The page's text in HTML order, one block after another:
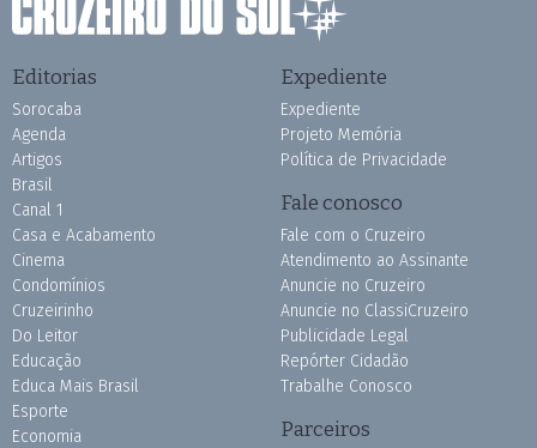
Editorias
Sorocaba
Agenda
Artigos
Brasil
Canal 1
Casa e Acabamento
Cinema
Condomínios
Cruzeirinho
Do Leitor
Educação
Educa Mais Brasil
Esporte
Economia
Expediente
Expediente
Projeto Memória
Política de Privacidade
Fale conosco
Fale com o Cruzeiro
Atendimento ao Assinante
Anuncie no Cruzeiro
Anuncie no ClassiCruzeiro
Publicidade Legal
Repórter Cidadão
Trabalhe Conosco
Parceiros